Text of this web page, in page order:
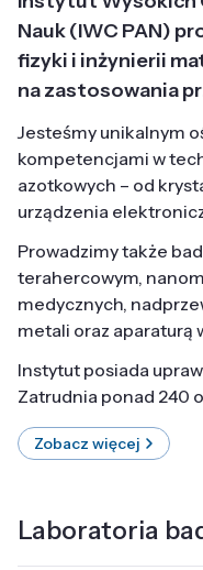
Nauk (IWC PAN)
fizyki i inżynierii
na zastosowania
Jesteśmy unikalnym
kompetencjami w
azotkowych – od
urządzenia
Prowadzimy także
terahercowym,
medycznych,
metali oraz aparaturą
Instytut posiada
Zatrudnia ponad 240
Zobacz więcej
Laboratoria